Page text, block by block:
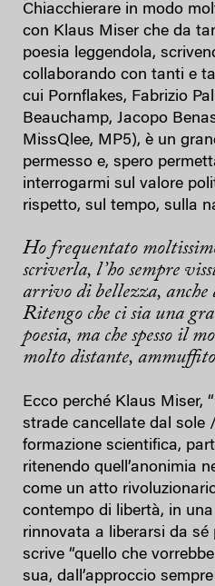
Chiacchierare in modo
con Klaus Miser che da
poesia leggendola,
collaborando con tanti e
cui Pornflakes, Fabrizio
Beauchamp, Jacopo
MissQlee, MP5), è un
permesso e, spero
interrogarmi sul valore
rispetto, sul tempo, sulla
Ho frequentato
scriverla, l’ho sempre
arrivo di bellezza, anche
Ritengo che ci sia una
poesia, ma che spesso il
molto distante,
Ecco perché Klaus Miser,
strade cancellate dal sole /
formazione scientifica,
ritenendo quell’anonimia
come un atto
contempo di libertà, in
rinnovata a liberarsi da sé
scrive “quello che
sua, dall’approccio